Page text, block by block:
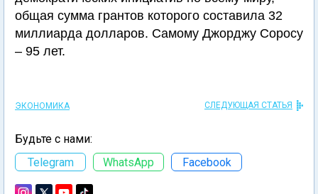
общая сумма грантов которого составила 32
миллиарда долларов. Самому Джорджу Соросу
– 95 лет.
ЭКОНОМИКА СЛЕДУЮЩАЯ СТАТЬЯ
Будьте с нами:
Telegram
WhatsApp Facebook